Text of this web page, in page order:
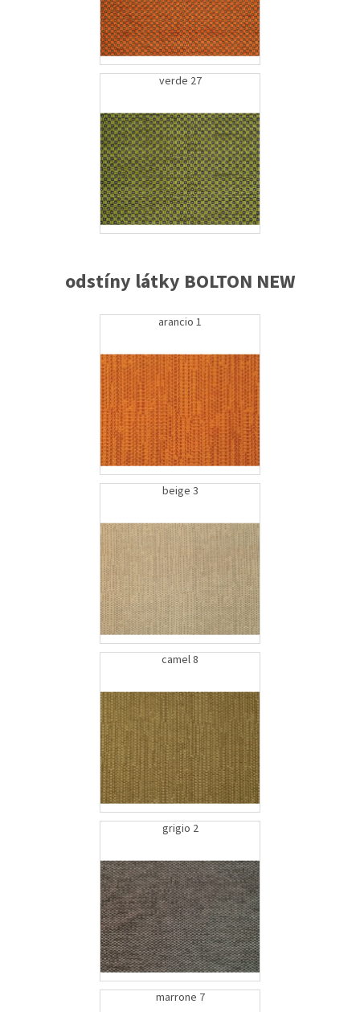
verde 27
odstíny látky BOLTON NEW
arancio 1
beige 3
camel 8
grigio 2
marrone 7